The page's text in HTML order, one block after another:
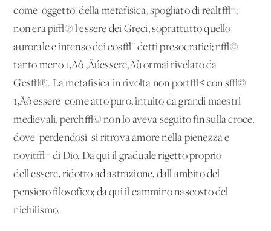
come 'oggetto' della metafisica, spogliato di realt√†:
non era pi√π l'essere dei Greci, soprattutto quello
aurorale e intenso dei cos√¨ detti presocratici; n√©
tanto meno 1‚Äô ‚Äúessere‚Äù ormai rivelato da
Ges√π. La metafisica in rivolta non port√≤ con s√©
1‚Äô'essere' come atto puro, intuito da grandi maestri
medievali, perch√© non lo aveva seguito fin sulla croce,
dove 'perdendosi' si ritrova amore nella pienezza e
novit√† di Dio. Da qui il graduale rigetto proprio
dell'essere, ridotto ad astrazione, dall'ambito del
pensiero filosofico; da qui il cammino nascosto del
nichilismo.